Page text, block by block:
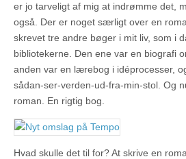
er jo tarveligt af mig at indrømme det,
også. Der er noget særligt over en
skrevet tre andre bøger i mit liv, som i
bibliotekerne. Den ene var en biografi
anden var en lærebog i idéprocesser,
sådan-ser-verden-ud-fra-min-stol. Og
roman. En rigtig bog.
Hvad skulle det til for? At skrive en